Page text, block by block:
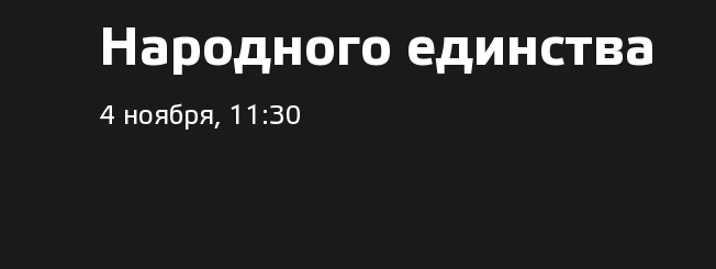
Народного единства
4 ноября, 11:30